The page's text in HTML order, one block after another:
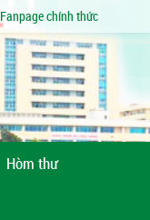
Fanpage chính thức
Hòm thư